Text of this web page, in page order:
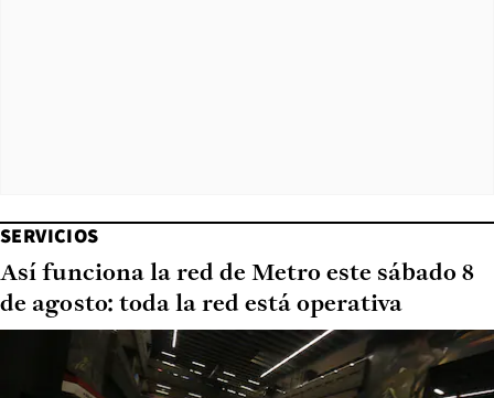
SERVICIOS
Así funciona la red de Metro este sábado 8
de agosto: toda la red está operativa